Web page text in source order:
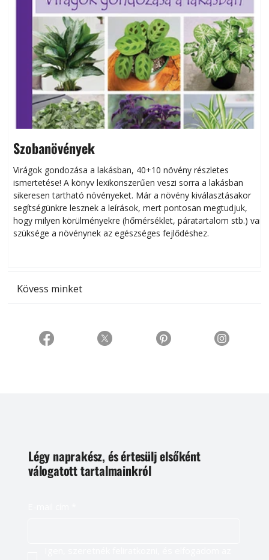
Szobanövények
Virágok gondozása a lakásban, 40+10 növény részletes
ismertetése! A könyv lexikonszerűen veszi sorra a lakásban
sikeresen tart­ha­tó növényeket. Már a növény kiválasztásakor
segítségünkre lesznek a leírások, mert pontosan megtudjuk,
hogy milyen körülményekre (hőmérséklet, páratartalom stb.) van
szüksége a növénynek az egészséges fejlődéshez.
Kövess minket
Légy naprakész, és értesülj elsőként
válogatott tartalmainkról